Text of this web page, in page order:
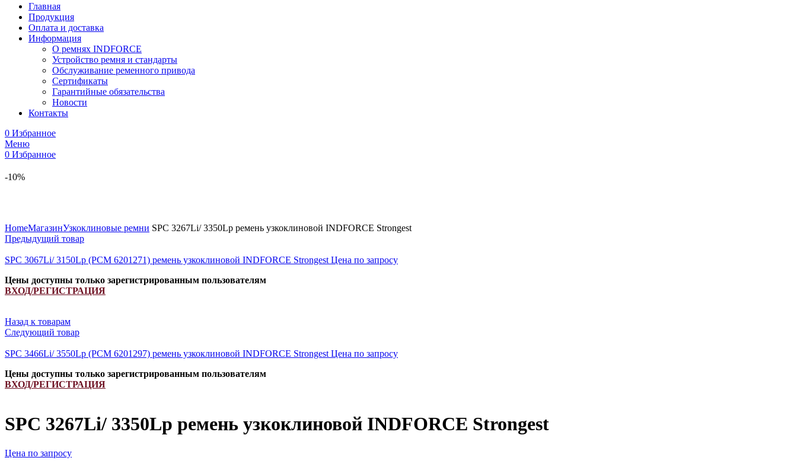
Главная
Продукция
Оплата и доставка
Информация
О ремнях INDFORCE
Устройство ремня и стандарты
Обслуживание ременного привода
Сертификаты
Гарантийные обязательства
Новости
Контакты
0 Избранное
Меню
0 Избранное
-10%
HomeМагазинУзкоклиновые ремни SPC 3267Li/ 3350Lp ремень узкоклиновой INDFORCE Strongest
Предыдущий товар
SPC 3067Li/ 3150Lp (РСМ 6201271) ремень узкоклиновой INDFORCE Strongest Цена по запросу
Цены доступны только зарегистрированным пользователям
ВХОД/РЕГИСТРАЦИЯ
Назад к товарам
Следующий товар
SPC 3466Li/ 3550Lp (РСМ 6201297) ремень узкоклиновой INDFORCE Strongest Цена по запросу
Цены доступны только зарегистрированным пользователям
ВХОД/РЕГИСТРАЦИЯ
SPC 3267Li/ 3350Lp ремень узкоклиновой INDFORCE Strongest
Цена по запросу